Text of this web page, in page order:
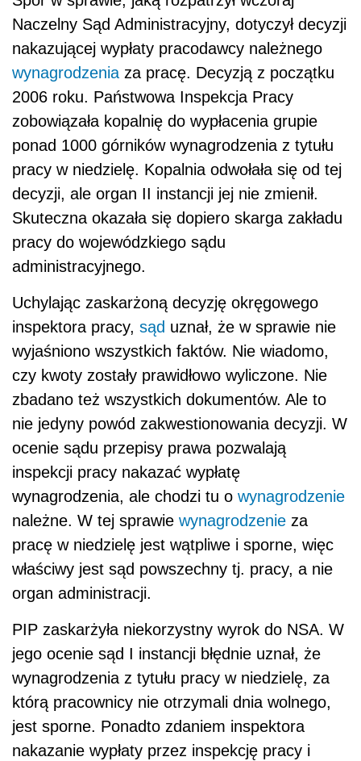
Naczelny Sąd Administracyjny, dotyczył decyzji
nakazującej wypłaty pracodawcy należnego
wynagrodzenia za pracę. Decyzją z początku
2006 roku. Państwowa Inspekcja Pracy
zobowiązała kopalnię do wypłacenia grupie
ponad 1000 górników wynagrodzenia z tytułu
pracy w niedzielę. Kopalnia odwołała się od tej
decyzji, ale organ II instancji jej nie zmienił.
Skuteczna okazała się dopiero skarga zakładu
pracy do wojewódzkiego sądu
administracyjnego.
Uchylając zaskarżoną decyzję okręgowego
inspektora pracy, sąd uznał, że w sprawie nie
wyjaśniono wszystkich faktów. Nie wiadomo,
czy kwoty zostały prawidłowo wyliczone. Nie
zbadano też wszystkich dokumentów. Ale to
nie jedyny powód zakwestionowania decyzji. W
ocenie sądu przepisy prawa pozwalają
inspekcji pracy nakazać wypłatę
wynagrodzenia, ale chodzi tu o wynagrodzenie
należne. W tej sprawie wynagrodzenie za
pracę w niedzielę jest wątpliwe i sporne, więc
właściwy jest sąd powszechny tj. pracy, a nie
organ administracji.
PIP zaskarżyła niekorzystny wyrok do NSA. W
jego ocenie sąd I instancji błędnie uznał, że
wynagrodzenia z tytułu pracy w niedzielę, za
którą pracownicy nie otrzymali dnia wolnego,
jest sporne. Ponadto zdaniem inspektora
nakazanie wypłaty przez inspekcję pracy i